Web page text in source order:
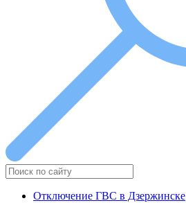
Отключение ГВС в Дзержинске